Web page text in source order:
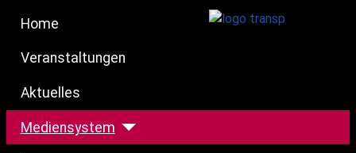
Home
Veranstaltungen
Aktuelles
Mediensystem